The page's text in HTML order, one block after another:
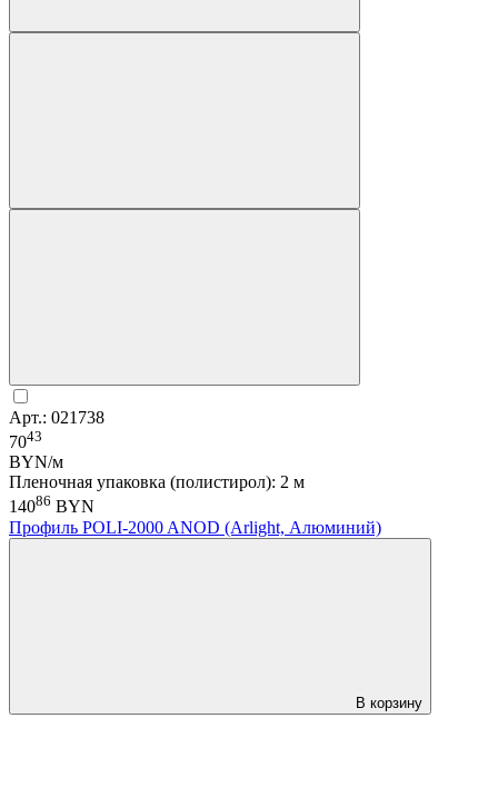
Арт.: 021738
7043
BYN/м
Пленочная упаковка (полистирол): 2 м
14086 BYN
Профиль POLI-2000 ANOD (Arlight, Алюминий)
В корзину